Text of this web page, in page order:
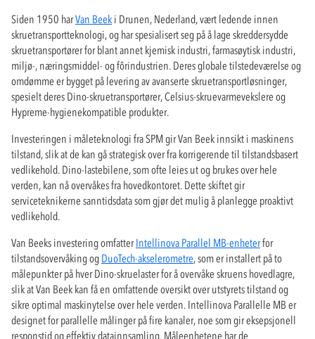
Siden 1950 harVan Beek i Drunen, Nederland, vært ledende innen
skruetransportteknologi, og har spesialisert seg på å lage skreddersydde
skruetransportører for blant annet kjemisk industri, farmasøytisk industri,
miljø-, næringsmiddel- og fôrindustrien. Deres globale tilstedeværelse og
omdømme er bygget på levering av avanserte skruetransportløsninger,
spesielt deres Dino-skruetransportører, Celsius-skruevarmevekslere og
Hypreme-hygienekompatible produkter.
Investeringen i måleteknologi fra SPM gir Van Beek innsikt i maskinens
tilstand, slik at de kan gå strategisk over fra korrigerende til tilstandsbasert
vedlikehold. Dino-lastebilene, som ofte leies ut og brukes over hele
verden, kan nå overvåkes fra hovedkontoret. Dette skiftet gir
serviceteknikerne sanntidsdata som gjør det mulig å planlegge proaktivt
vedlikehold.
Van Beeks investering omfatterIntellinova Parallel MB-enheterfor
tilstandsovervåking og DuoTech-akselerometre, som er installert på to
målepunkter på hver Dino-skruelaster for å overvåke skruens hovedlagre,
slik at Van Beek kan få en omfattende oversikt over utstyrets tilstand og
sikre optimal maskinytelse over hele verden. Intellinova Parallelle MB er
designet for parallelle målinger på fire kanaler, noe som gir eksepsjonell
responstid og effektiv datainnsamling. Måleenhetene har de